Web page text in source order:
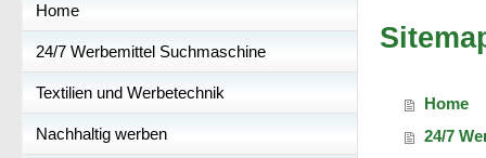
Home
24/7 Werbemittel Suchmaschine
Textilien und Werbetechnik
Nachhaltig werben
Home
24/7